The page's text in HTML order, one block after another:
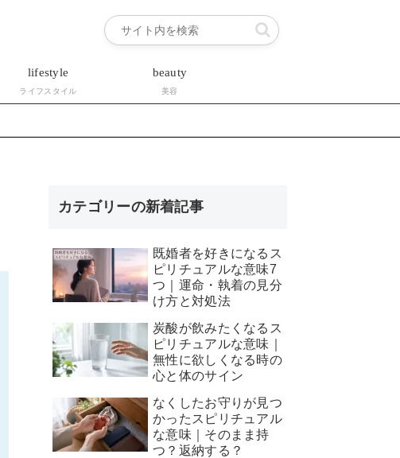
lifestyle
ライフスタイル
beauty
美容
カテゴリーの新着記事
既婚者を好きになるス
ピリチュアルな意味7
つ｜運命・執着の見分
け方と対処法
炭酸が飲みたくなるス
ピリチュアルな意味｜
無性に欲しくなる時の
心と体のサイン
なくしたお守りが見つ
かったスピリチュアル
な意味｜そのまま持
つ？返納する？